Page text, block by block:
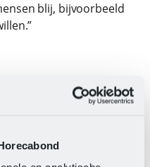
blij, bijvoorbeeld
jaar bij Walibi werkte
en dat je samen zorgt